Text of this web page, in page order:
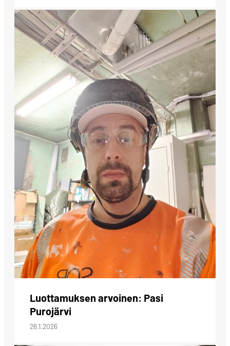
Luottamuksen arvoinen: Pasi
Purojärvi
26.1.2026